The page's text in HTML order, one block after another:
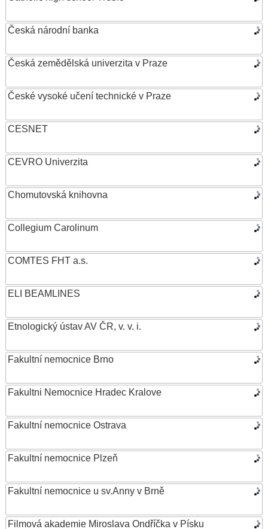
Česká národní banka
Česká zemědělská univerzita v Praze
České vysoké učení technické v Praze
CESNET
CEVRO Univerzita
Chomutovská knihovna
Collegium Carolinum
COMTES FHT a.s.
ELI BEAMLINES
Etnologický ústav AV ČR, v. v. i.
Fakultní nemocnice Brno
Fakultni Nemocnice Hradec Kralove
Fakultní nemocnice Ostrava
Fakultní nemocnice Plzeň
Fakultní nemocnice u sv.Anny v Brně
Filmová akademie Miroslava Ondříčka v Písku